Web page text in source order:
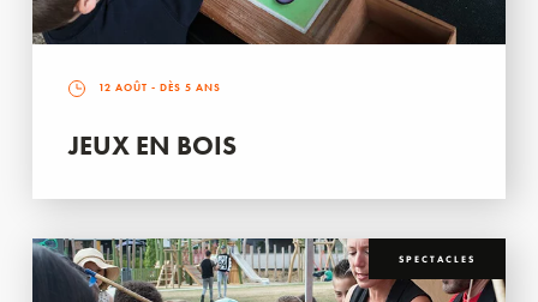
12 AOÛT - DÈS 5 ANS
JEUX EN BOIS
SPECTACLES